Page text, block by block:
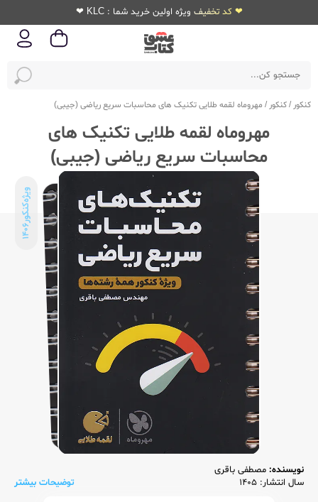
❤ کد تخفیف ویژه اولین خرید شما : KLC ❤
کنکور /کنکور / مهروماه لقمه طلایی تکنیک های محاسبات سریع ریاضی (جیبی)
مهروماه لقمه طلایی تکنیک های
محاسبات سریع ریاضی (جیبی)
ویژه‌کنکور
1406
نویسنده: مصطفی باقری
سال انتشار: 1405
توضیحات بیشتر